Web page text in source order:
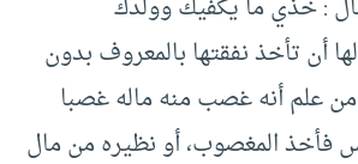
: خذي ما يكفيك وولدك
أن تأخذ نفقتها بالمعروف بدون
علم أنه غصب منه ماله غصبا
فأخذ المغصوب، أو نظيره من مال